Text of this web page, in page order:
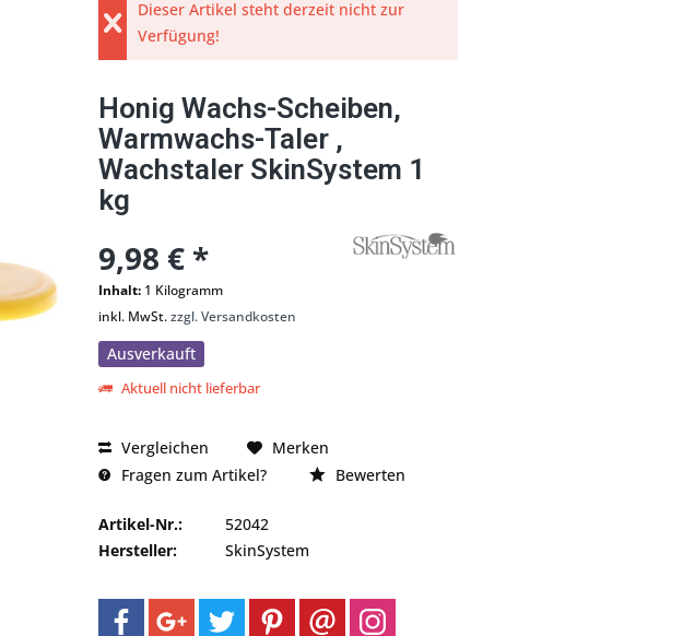
Dieser Artikel steht derzeit nicht zur
Verfügung!
Honig Wachs-Scheiben,
Warmwachs-Taler ,
Wachstaler SkinSystem 1
kg
9,98 € *
Inhalt: 1 Kilogramm
inkl. MwSt.zzgl. Versandkosten
Ausverkauft
Aktuell nicht lieferbar
Vergleichen
Merken
Fragen zum Artikel?
Bewerten
Artikel-Nr.:
52042
Hersteller:
SkinSystem